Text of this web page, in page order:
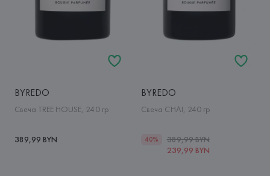
BYREDO
Свеча TREE HOUSE, 240 гр
389,99 BYN
BYREDO
Свеча CHAI, 240 гр
40%
389,99 BYN
239,99 BYN